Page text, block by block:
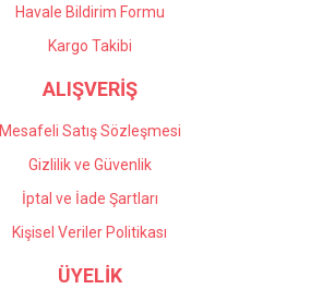
Havale Bildirim Formu
Kargo Takibi
ALIŞVERİŞ
Mesafeli Satış Sözleşmesi
Gizlilik ve Güvenlik
İptal ve İade Şartları
Kişisel Veriler Politikası
ÜYELİK